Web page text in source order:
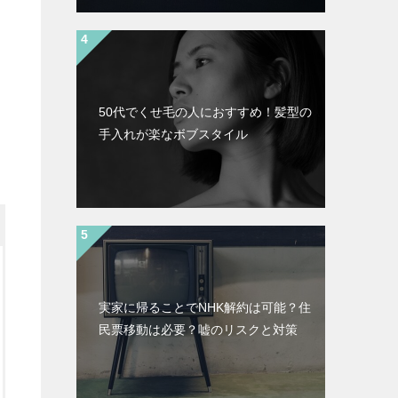
50代でくせ毛の人におすすめ！髪型の
手入れが楽なボブスタイル
実家に帰ることでNHK解約は可能？住
民票移動は必要？嘘のリスクと対策